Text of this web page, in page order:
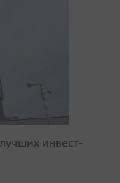
инвест-